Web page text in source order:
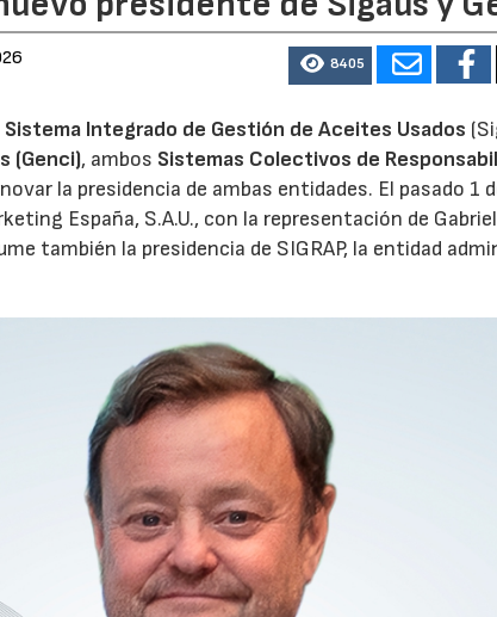
8405
Sistema Integrado de Gestión de Aceites Usados
(Genci), ambos Sistemas Colectivos de
la presidencia de ambas entidades. El pasado 1
España, S.A.U., con la representación de
también la presidencia de SIGRAP, la entidad
28/07/2026